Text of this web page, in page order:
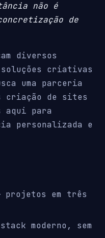
não é
de
diversos
soluções criativas
uma parceria
criação de sites
aqui para
personalizada e
projetos em três
moderno, sem